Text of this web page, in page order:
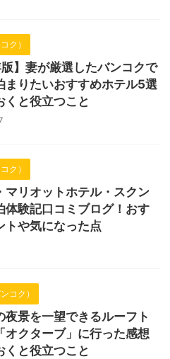
ク）
】妻が厳選したバンコクで
まりたいおすすめホテル5選
くと役立つこと
ク）
マリオットホテル・スクン
体験記口コミブログ！おす
トや気になった点
コク）
夜景を一望できるルーフト
オクターブ」に行った感想
くと役立つこと